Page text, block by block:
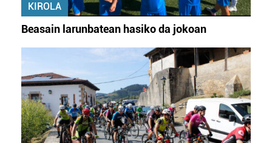
KIROLA
Beasain larunbatean hasiko da jokoan